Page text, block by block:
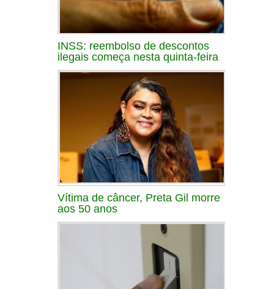
INSS: reembolso de descontos
ilegais começa nesta quinta-feira
Vítima de câncer, Preta Gil morre
aos 50 anos